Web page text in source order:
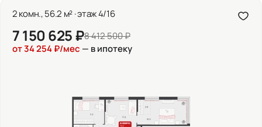
2 комн., 56.2 м² · этаж 4/16
7 150 625 ₽8 412 500 ₽
от 34 254 ₽/мес — в ипотеку